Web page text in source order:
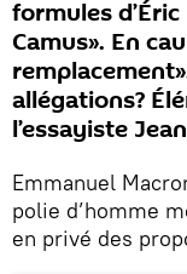
formules
Camus». En
allégations?
l’essayiste
Emmanuel
polie d’homme
en privé des